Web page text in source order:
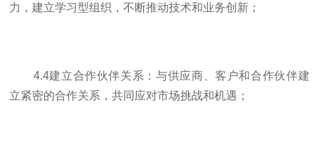
力，建立学习型组织，不断推动技术和业务创新；
4.4建立合作伙伴关系：与供应商、客户和合作伙伴建
立紧密的合作关系，共同应对市场挑战和机遇；